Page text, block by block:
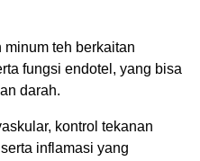
teh berkaitan
fungsi endotel, yang bisa
darah.
kontrol tekanan
inflamasi yang